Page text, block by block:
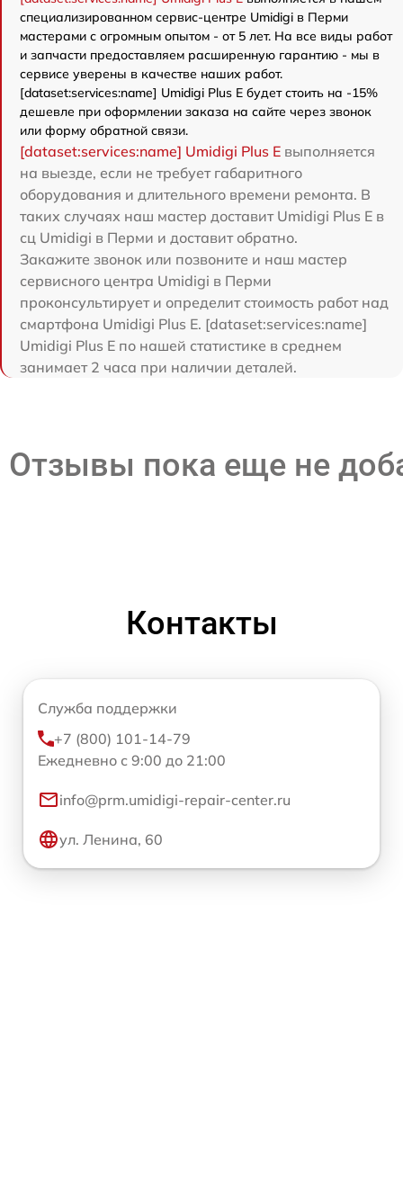
специализированном сервис-центре Umidigi в Перми
мастерами с огромным опытом - от 5 лет. На все виды работ
и запчасти предоставляем расширенную гарантию - мы в
сервисе уверены в качестве наших работ.
[dataset:services:name] Umidigi Plus E будет стоить на -15%
дешевле при оформлении заказа на сайте через звонок
или форму обратной связи.
[dataset:services:name] Umidigi Plus E выполняется
на выезде, если не требует габаритного
оборудования и длительного времени ремонта. В
таких случаях наш мастер доставит Umidigi Plus E в
сц Umidigi в Перми и доставит обратно.
Закажите звонок или позвоните и наш мастер
сервисного центра Umidigi в Перми
проконсультирует и определит стоимость работ над
смартфона Umidigi Plus E. [dataset:services:name]
Umidigi Plus E по нашей статистике в среднем
занимает 2 часа при наличии деталей.
Отзывы пока еще не
Контакты
Служба поддержки
+7 (800) 101-14-79
Ежедневно с 9:00 до 21:00
info@prm.umidigi-repair-center.ru
ул. Ленина, 60